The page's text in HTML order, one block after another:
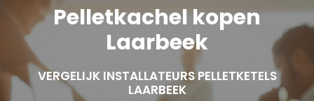
Pelletkachel kopen
Laarbeek
VERGELIJK INSTALLATEURS PELLETKETELS
LAARBEEK